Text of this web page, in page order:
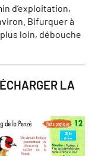
d’exploitation,
Bifurquer à
loin, débouche
LA